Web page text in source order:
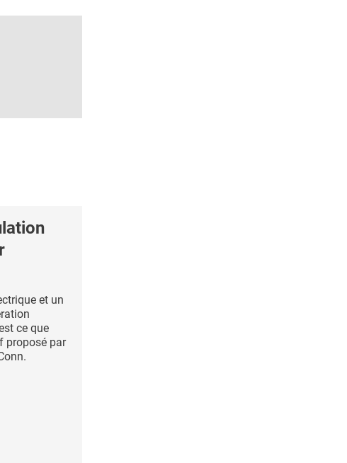
et un
ce que
proposé par